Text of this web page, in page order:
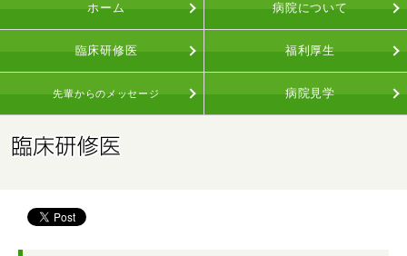
ホーム 病院について
臨床研修医 福利厚生
先輩からのメッセージ 病院見学